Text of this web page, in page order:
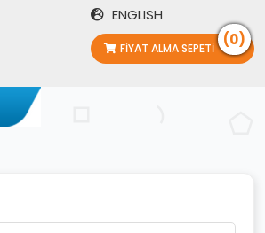
ENGLISH
FIYAT ALMA SEPETI (0)